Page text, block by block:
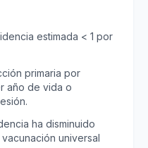
estimada < 1 por
primaria por
año de vida o
ha disminuido
universal